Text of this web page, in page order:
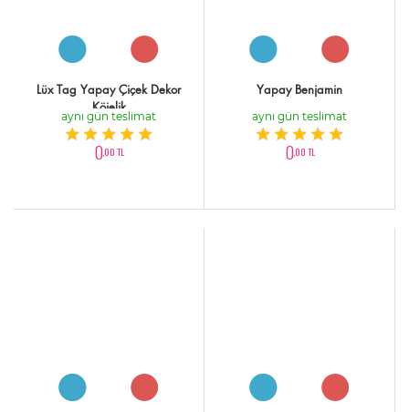
Lüx Tag Yapay Çiçek Dekor
Köielik
aynı gün teslimat
0,00 TL
Yapay Benjamin
aynı gün teslimat
0,00 TL